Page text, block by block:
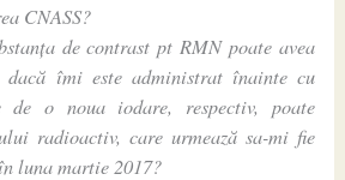
CNASS?
de contrast pt RMN poate avea
dacă îmi este administrat înainte cu
o noua iodare, respectiv, poate
radioactiv, care urmează sa-mi fie
luna martie 2017?